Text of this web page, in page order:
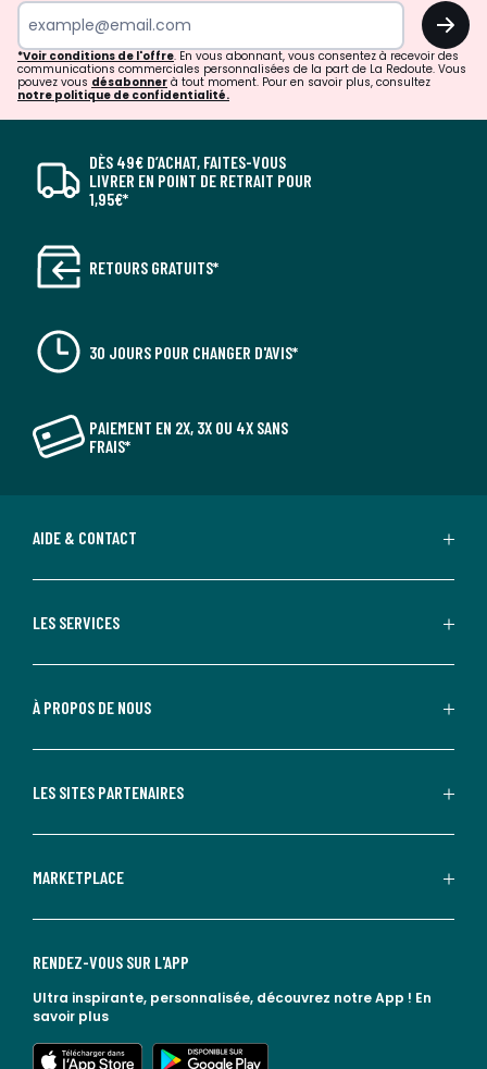
OK
*Voir conditions de l'offre. En vous abonnant, vous consentez à recevoir des
communications commerciales personnalisées de la part de La Redoute. Vous
pouvez vous désabonner à tout moment. Pour en savoir plus, consultez
notre politique de confidentialité.
DÈS 49€ D’ACHAT, FAITES-VOUS
LIVRER EN POINT DE RETRAIT POUR
1,95€*
RETOURS GRATUITS*
30 JOURS POUR CHANGER D'AVIS*
PAIEMENT EN 2X, 3X OU 4X SANS
FRAIS*
AIDE & CONTACT
LES SERVICES
À PROPOS DE NOUS
LES SITES PARTENAIRES
MARKETPLACE
RENDEZ-VOUS SUR L'APP
Ultra inspirante, personnalisée, découvrez notre App ! En
savoir plus
lien vers l'app store
lien vers google play